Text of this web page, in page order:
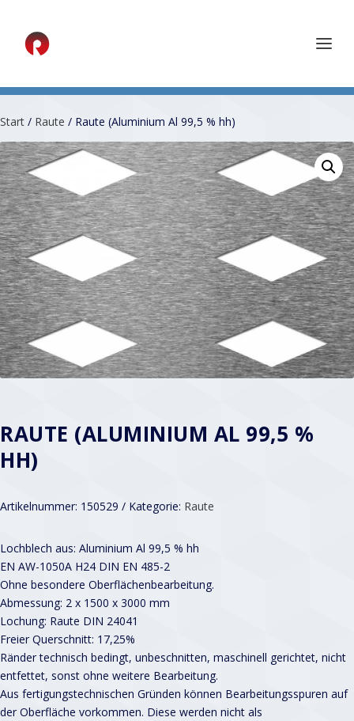
Start / Raute / Raute (Aluminium Al 99,5 % hh)
RAUTE (ALUMINIUM AL 99,5 %
HH)
Artikelnummer: 150529 Kategorie: Raute
Lochblech aus: Aluminium Al 99,5 % hh
EN AW-1050A H24 DIN EN 485-2
Ohne besondere Oberflächenbearbeitung.
Abmessung: 2 x 1500 x 3000 mm
Lochung: Raute DIN 24041
Freier Querschnitt: 17,25%
Ränder technisch bedingt, unbeschnitten, maschinell gerichtet, nicht
entfettet, sonst ohne weitere Bearbeitung.
Aus fertigungstechnischen Gründen können Bearbeitungsspuren auf
der Oberfläche vorkommen. Diese werden nicht als